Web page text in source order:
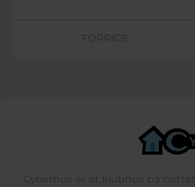
FORRIGE
Cyberhus er et klubhus på